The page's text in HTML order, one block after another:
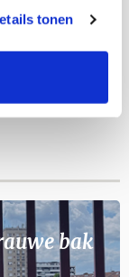
tonen
bak